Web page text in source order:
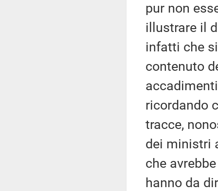
pur non
illustrare il
infatti che
contenuto
ricordando
tracce,
dei ministri
che
hanno da